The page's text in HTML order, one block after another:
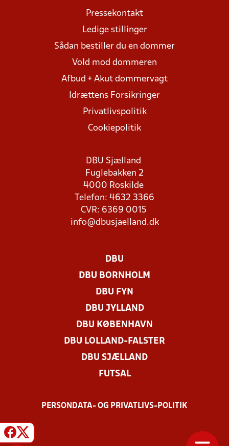
Pressekontakt
Ledige stillinger
Sådan bestiller du en dommer
Vold mod dommeren
Afbud + Akut dommervagt
Idrættens Forsikringer
Privatlivspolitik
Cookiepolitik
DBU Sjælland
Fuglebakken 2
4000 Roskilde
Telefon: 4632 3366
CVR: 6369 0015
info@dbusjaelland.dk
DBU
DBU BORNHOLM
DBU FYN
DBU JYLLAND
DBU KØBENHAVN
DBU LOLLAND-FALSTER
DBU SJÆLLAND
FUTSAL
PERSONDATA- OG PRIVATLIVS-POLITIK